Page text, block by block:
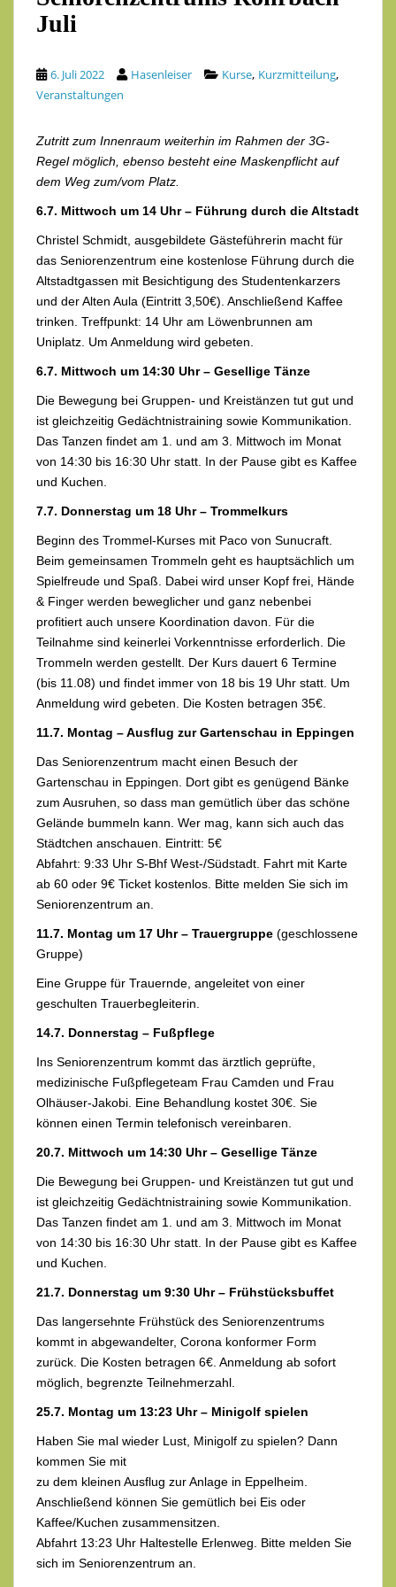
Juli
6. Juli 2022 Hasenleiser Kurse, Kurzmitteilung,
Veranstaltungen
Zutritt zum Innenraum weiterhin im Rahmen der 3G-
Regel möglich, ebenso besteht eine Maskenpflicht auf
dem Weg zum/vom Platz.
6.7. Mittwoch um 14 Uhr – Führung durch die Altstadt
Christel Schmidt, ausgebildete Gästeführerin macht für
das Seniorenzentrum eine kostenlose Führung durch die
Altstadtgassen mit Besichtigung des Studentenkarzers
und der Alten Aula (Eintritt 3,50€). Anschließend Kaffee
trinken. Treffpunkt: 14 Uhr am Löwenbrunnen am
Uniplatz. Um Anmeldung wird gebeten.
6.7. Mittwoch um 14:30 Uhr – Gesellige Tänze
Die Bewegung bei Gruppen- und Kreistänzen tut gut und
ist gleichzeitig Gedächtnistraining sowie Kommunikation.
Das Tanzen findet am 1. und am 3. Mittwoch im Monat
von 14:30 bis 16:30 Uhr statt. In der Pause gibt es Kaffee
und Kuchen.
7.7. Donnerstag um 18 Uhr – Trommelkurs
Beginn des Trommel-Kurses mit Paco von Sunucraft.
Beim gemeinsamen Trommeln geht es hauptsächlich um
Spielfreude und Spaß. Dabei wird unser Kopf frei, Hände
& Finger werden beweglicher und ganz nebenbei
profitiert auch unsere Koordination davon. Für die
Teilnahme sind keinerlei Vorkenntnisse erforderlich. Die
Trommeln werden gestellt. Der Kurs dauert 6 Termine
(bis 11.08) und findet immer von 18 bis 19 Uhr statt. Um
Anmeldung wird gebeten. Die Kosten betragen 35€.
11.7. Montag – Ausflug zur Gartenschau in Eppingen
Das Seniorenzentrum macht einen Besuch der
Gartenschau in Eppingen. Dort gibt es genügend Bänke
zum Ausruhen, so dass man gemütlich über das schöne
Gelände bummeln kann. Wer mag, kann sich auch das
Städtchen anschauen. Eintritt: 5€
Abfahrt: 9:33 Uhr S-Bhf West-/Südstadt. Fahrt mit Karte
ab 60 oder 9€ Ticket kostenlos. Bitte melden Sie sich im
Seniorenzentrum an.
11.7. Montag um 17 Uhr – Trauergruppe (geschlossene
Gruppe)
Eine Gruppe für Trauernde, angeleitet von einer
geschulten Trauerbegleiterin.
14.7. Donnerstag – Fußpflege
Ins Seniorenzentrum kommt das ärztlich geprüfte,
medizinische Fußpflegeteam Frau Camden und Frau
Olhäuser-Jakobi. Eine Behandlung kostet 30€. Sie
können einen Termin telefonisch vereinbaren.
20.7. Mittwoch um 14:30 Uhr – Gesellige Tänze
Die Bewegung bei Gruppen- und Kreistänzen tut gut und
ist gleichzeitig Gedächtnistraining sowie Kommunikation.
Das Tanzen findet am 1. und am 3. Mittwoch im Monat
von 14:30 bis 16:30 Uhr statt. In der Pause gibt es Kaffee
und Kuchen.
21.7. Donnerstag um 9:30 Uhr – Frühstücksbuffet
Das langersehnte Frühstück des Seniorenzentrums
kommt in abgewandelter, Corona konformer Form
zurück. Die Kosten betragen 6€. Anmeldung ab sofort
möglich, begrenzte Teilnehmerzahl.
25.7. Montag um 13:23 Uhr – Minigolf spielen
Haben Sie mal wieder Lust, Minigolf zu spielen? Dann
kommen Sie mit
zu dem kleinen Ausflug zur Anlage in Eppelheim.
Anschließend können Sie gemütlich bei Eis oder
Kaffee/Kuchen zusammensitzen.
Abfahrt 13:23 Uhr Haltestelle Erlenweg. Bitte melden Sie
sich im Seniorenzentrum an.